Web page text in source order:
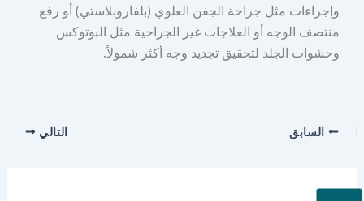
وإجراءات مثل جراحة الجفن العلوي (بلفاروبلاستي) أو رفع
منتصف الوجه أو العلاجات غير الجراحية مثل البوتوكس
وحشوات الجلد لتحقيق تجديد وجه أكثر شمولاً.
السابق التالي